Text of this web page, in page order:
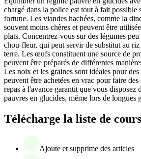
chargé dans la police est tout à fait possible
fortune. Les viandes hachées, comme la
souvent moins chères et peuvent être
plats. Concentrez-vous sur des légumes
chou-fleur, qui peut servir de substitut au
terre. Les œufs constituent une source de
peuvent être préparés de différentes
Les noix et les graines sont idéales pour
peuvent être achetées en vrac pour faire
repas à l'avance garantit que vous disposez
pauvres en glucides, même lors de longues
Télécharge la liste de
Ajoute et supprime des articles